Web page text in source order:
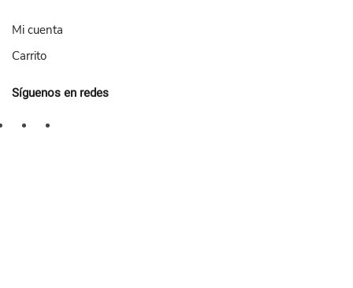
Mi cuenta
Carrito
Síguenos en redes